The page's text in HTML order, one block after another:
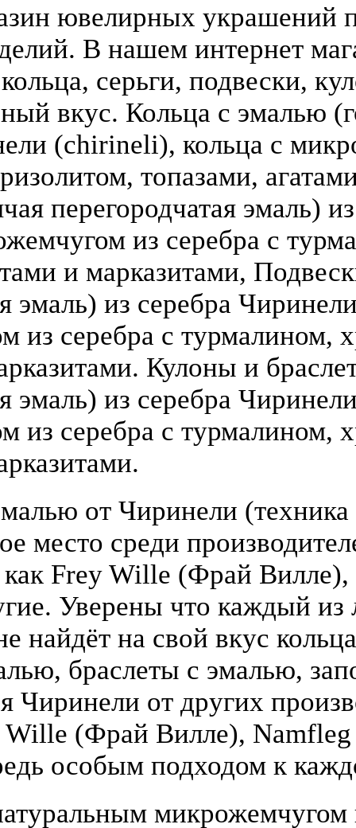
ювелирных украшений
В нашем интернет
серьги, подвески,
вкус. Кольца с эмалью
(chirineli), кольца с
топазами,
перегородчатая эмаль)
из серебра с
и марказитами,
эмаль) из серебра
из серебра с турмалином,
Кулоны и
эмаль) из серебра
из серебра с турмалином,
от Чиринели (техника
место среди
Frey Wille (Фрай
Уверены что каждый
найдёт на свой вкус
браслеты с эмалью,
Чиринели от других
Wille (Фрай Вилле),
особым подходом к
микрожемчугом